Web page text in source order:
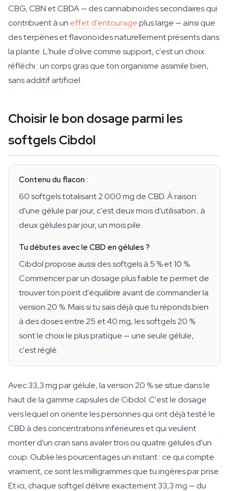
CBG, CBN et CBDA — des cannabinoïdes secondaires qui
contribuent à un effet d'entourageplus large — ainsi que
des terpènes et flavonoïdes naturellement présents dans
la plante. L'huile d'olive comme support, c'est un choix
réfléchi : un corps gras que ton organisme assimile bien,
sans additif artificiel.
Choisir le bon dosage parmi les
softgels Cibdol
Contenu du flacon :
60 softgels totalisant 2 000 mg de CBD. À raison
d'une gélule par jour, c'est deux mois d'utilisation ; à
deux gélules par jour, un mois pile.
Tu débutes avec le CBD en gélules ?
Cibdol propose aussi des softgels à 5 % et 10 %.
Commencer par un dosage plus faible te permet de
trouver ton point d'équilibre avant de commander la
version 20 %. Mais si tu sais déjà que tu réponds bien
à des doses entre 25 et 40 mg, les softgels 20 %
sont le choix le plus pratique — une seule gélule,
c'est réglé.
Avec 33,3 mg par gélule, la version 20 % se situe dans le
haut de la gamme capsules de Cibdol. C'est le dosage
vers lequel on oriente les personnes qui ont déjà testé le
CBD à des concentrations inférieures et qui veulent
monter d'un cran sans avaler trois ou quatre gélules d'un
coup. Oublie les pourcentages un instant : ce qui compte
vraiment, ce sont les milligrammes que tu ingères par prise.
Et ici, chaque softgel délivre exactement 33,3 mg — du